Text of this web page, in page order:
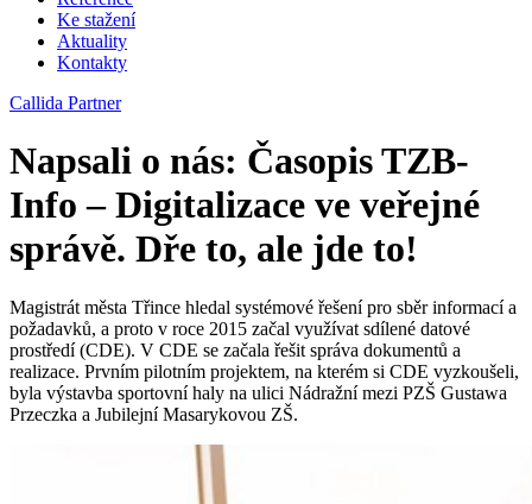
Ke stažení
Aktuality
Kontakty
Callida Partner
Napsali o nás: Časopis TZB-
Info – Digitalizace ve veřejné
správě. Dře to, ale jde to!
Magistrát města Třince hledal systémové řešení pro sběr informací a
požadavků, a proto v roce 2015 začal využívat sdílené datové
prostředí (CDE). V CDE se začala řešit správa dokumentů a
realizace. Prvním pilotním projektem, na kterém si CDE vyzkoušeli,
byla výstavba sportovní haly na ulici Nádražní mezi PZŠ Gustawa
Przeczka a Jubilejní Masarykovou ZŠ.